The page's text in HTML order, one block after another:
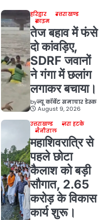
हरिद्वार
उत्तराखण्ड
क्राइम
तेज बहाव में फंसे
दो कांवड़िए,
SDRF जवानों
ने गंगा में छलांग
लगाकर बचाया।
byन्यू कॉर्बेट समाचार डेस्क
August 9, 2026
उत्तराखण्ड
ज़रा हटके
नैनीताल
महाशिवरात्रि से
पहले छोटा
कैलाश को बड़ी
सौगात, 2.65
करोड़ के विकास
कार्य शुरू।